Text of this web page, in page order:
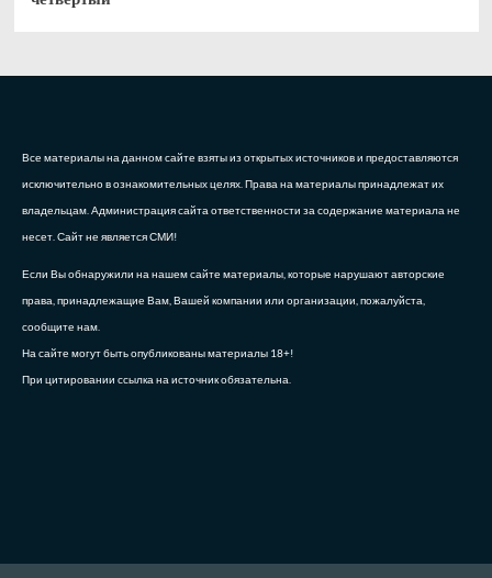
Все материалы на данном сайте взяты из открытых источников и предоставляются
исключительно в ознакомительных целях. Права на материалы принадлежат их
владельцам. Администрация сайта ответственности за содержание материала не
несет. Сайт не является СМИ!
Если Вы обнаружили на нашем сайте материалы, которые нарушают авторские
права, принадлежащие Вам, Вашей компании или организации, пожалуйста,
сообщите нам.
На сайте могут быть опубликованы материалы 18+!
При цитировании ссылка на источник обязательна.